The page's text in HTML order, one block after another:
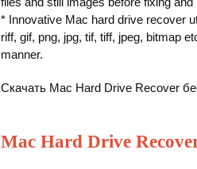
* Innovative Mac hard drive recover
riff, gif, png, jpg, tif, tiff, jpeg, bitmap
manner.
Скачать Mac Hard Drive Recover
Mac Hard Drive